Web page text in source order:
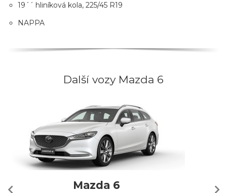
19´´ hliníková kola, 225/45 R19
NAPPA
Další vozy Mazda 6
Mazda 6